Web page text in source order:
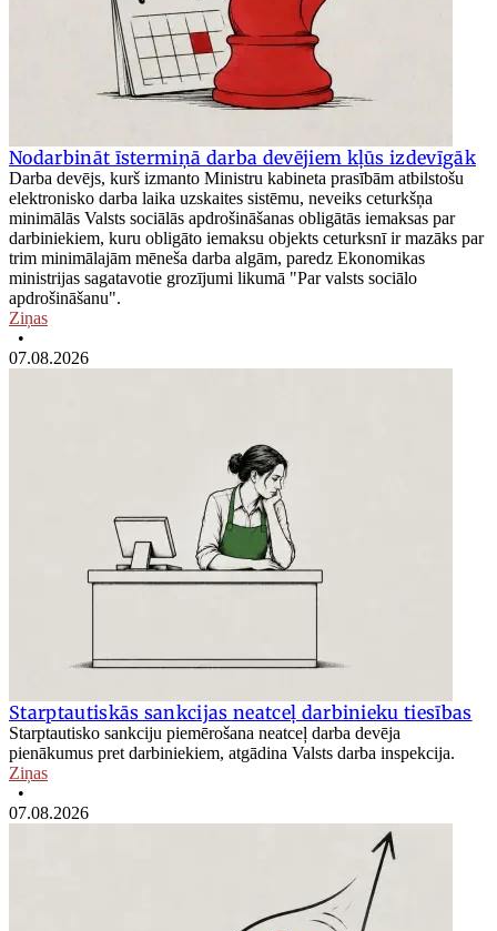
Nodarbināt īstermiņā darba devējiem kļūs izdevīgāk
Darba devējs, kurš izmanto Ministru kabineta prasībām atbilstošu
elektronisko darba laika uzskaites sistēmu, neveiks ceturkšņa
minimālās Valsts sociālās apdrošināšanas obligātās iemaksas par
darbiniekiem, kuru obligāto iemaksu objekts ceturksnī ir mazāks par
trim minimālajām mēneša darba algām, paredz Ekonomikas
ministrijas sagatavotie grozījumi likumā "Par valsts sociālo
apdrošināšanu".
Ziņas
•
07.08.2026
Starptautiskās sankcijas neatceļ darbinieku tiesības
Starptautisko sankciju piemērošana neatceļ darba devēja
pienākumus pret darbiniekiem, atgādina Valsts darba inspekcija.
Ziņas
•
07.08.2026